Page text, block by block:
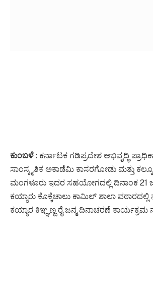
ಕುಂಬಳೆ : ಕರ್ನಾಟಕ ಗಡಿಪ್ರದೇಶ ಅಭಿವೃದ್ಧಿ
ಸಾಂಸ್ಕೃತಿಕ ಅಕಾಡೆಮಿ ಕಾಸರಗೋಡು ಮತ್ತು
ಮಂಗಳೂರು ಇದರ ಸಹಯೋಗದಲ್ಲಿ ದಿನಾಂಕ 21
ಕಯ್ಯಾರು ಕೊಕ್ಕೆಚಾಲು ಕಾಮಿಲ್ ಶಾಲಾ
ಕಯ್ಯಾರ ಕಿಞ್ಞಣ್ಣ ರೈ ಜನ್ಮ ದಿನಾಚರಣೆ